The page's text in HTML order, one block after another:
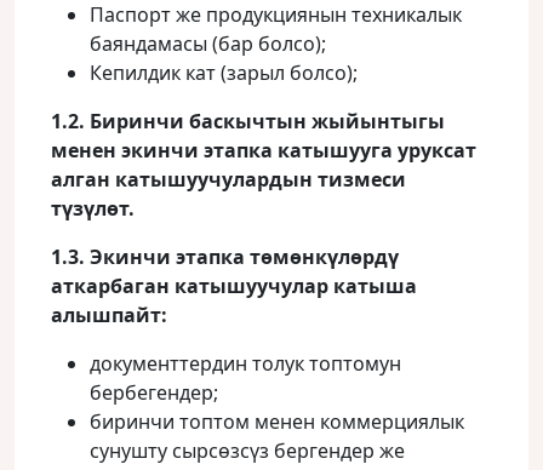
Паспорт же продукциянын техникалык
баяндамасы (бар болсо);
Кепилдик кат (зарыл болсо);
1.2. Биринчи баскычтын жыйынтыгы
менен экинчи этапка катышууга уруксат
алган катышуучулардын тизмеси
түзүлөт.
1.3. Экинчи этапка төмөнкүлөрдү
аткарбаган катышуучулар катыша
алышпайт:
документтердин толук топтомун
бербегендер;
биринчи топтом менен коммерциялык
сунушту сырсөзсүз бергендер же